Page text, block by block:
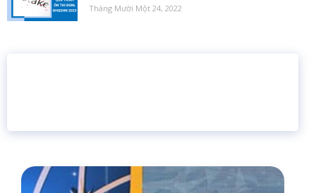
Tháng Mười Một 24, 2022